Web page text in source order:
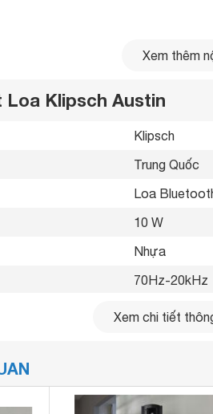
cho âm trầm sâu và chắc.Xem thêm
Loa Klipsch Austin
Klipsch
Trung Quốc
Loa
10 W
Nhựa
70Hz-20kHz
85 dB
Phím nhấn
Xem chi tiết